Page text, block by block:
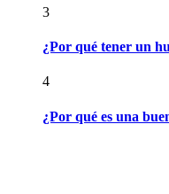
3
¿Por qué tener un
4
¿Por qué es una